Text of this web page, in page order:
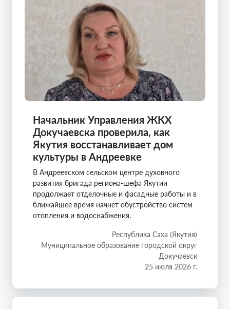
Начальник Управления ЖКХ
Докучаевска проверила, как
Якутия восстанавливает дом
культуры в Андреевке
В Андреевском сельском центре духовного
развития бригада региона-шефа Якутии
продолжает отделочные и фасадные работы и в
ближайшее время начнет обустройство систем
отопления и водоснабжения.
Республика Саха (Якутия)
Муниципальное образование городской округ
Докучаевск
25 июля 2026 г.